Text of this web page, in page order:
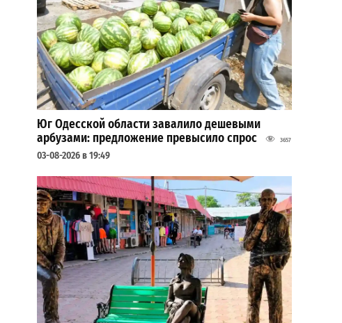
Юг Одесской области завалило дешевыми
арбузами: предложение превысило спрос
3657
03-08-2026 в 19:49